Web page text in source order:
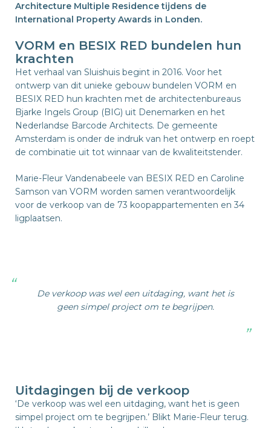
Architecture Multiple Residence tijdens de
International Property Awards in Londen.
VORM en BESIX RED bundelen hun
krachten
Het verhaal van Sluishuis begint in 2016. Voor het
ontwerp van dit unieke gebouw bundelen VORM en
BESIX RED hun krachten met de architectenbureaus
Bjarke Ingels Group (BIG) uit Denemarken en het
Nederlandse Barcode Architects. De gemeente
Amsterdam is onder de indruk van het ontwerp en roept
de combinatie uit tot winnaar van de kwaliteitstender.
Marie-Fleur Vandenabeele van BESIX RED en Caroline
Samson van VORM worden samen verantwoordelijk
voor de verkoop van de 73 koopappartementen en 34
ligplaatsen.
De verkoop was wel een uitdaging, want het is
geen simpel project om te begrijpen.
Uitdagingen bij de verkoop
‘De verkoop was wel een uitdaging, want het is geen
simpel project om te begrijpen.’ Blikt Marie-Fleur terug.